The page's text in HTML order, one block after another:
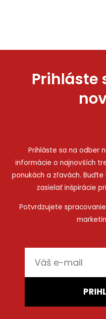
Prihláste
Prihláste sa na odber
informácie o najnovších
ponukách a zľavách.
zasielať inšpirácie
Potvrdzujete
mail